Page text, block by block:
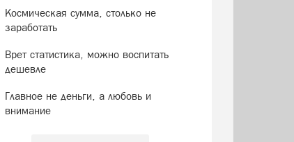
Космическая сумма, столько не
заработать
Врет статистика, можно воспитать
дешевле
Главное не деньги, а любовь и
внимание